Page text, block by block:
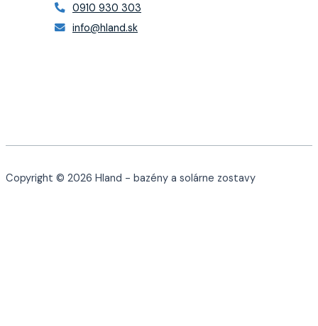
0910 930 303
info@hland.sk
Copyright © 2026 Hland - bazény a solárne zostavy